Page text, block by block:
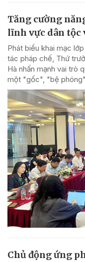
Tăng cường
lĩnh vực dân tộc
Phát biểu khai mạc
tác pháp chế, Thứ
Hà nhấn mạnh vai trò
một "gốc", "bệ
Chủ động ứng